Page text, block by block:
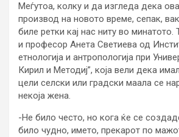
Меѓутоа, колку и да изгледа дека
производ на новото време, сепак,
биле ретки кај нас ниту во минатото.
и професор Анета Светиева од
етнологија и антропологија при
Кирил и Методиј”, која вели дека
цели селски или градски маала се
некоја жена.
-Не било често, но кога ќе се
било чудно, името, прекарот по